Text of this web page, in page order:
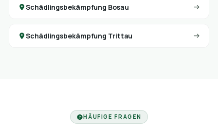
Schädlingsbekämpfung Bosau
Schädlingsbekämpfung Trittau
HÄUFIGE FRAGEN